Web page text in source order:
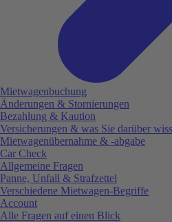
Mietwagenbuchung
Änderungen & Stornierungen
Bezahlung & Kaution
Versicherungen & was Sie darüber
Mietwagenübernahme & -abgabe
Car Check
Allgemeine Fragen
Panne, Unfall & Strafzettel
Verschiedene Mietwagen-Begriffe
Account
Alle Fragen auf einen Blick